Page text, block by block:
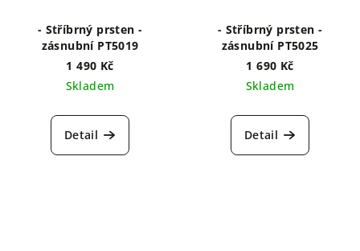
- Stříbrný prsten -
zásnubní PT5019
1 490 Kč
Skladem
Detail
- Stříbrný prsten -
zásnubní PT5025
1 690 Kč
Skladem
Detail